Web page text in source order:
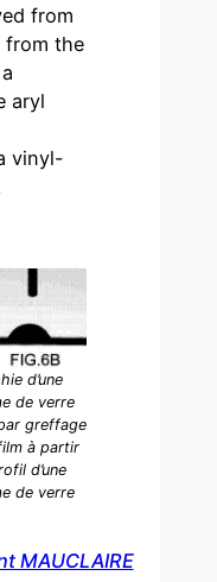
from
from the
aryl
vinyl-
d’une
de verre
greffage
à partir
d’une
de verre
MAUCLAIRE